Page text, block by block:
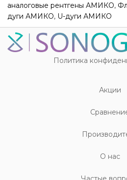
аналоговые рентгены АМИКО,
дуги АМИКО, U-дуги АМИКО
Политика
Акции
О нас